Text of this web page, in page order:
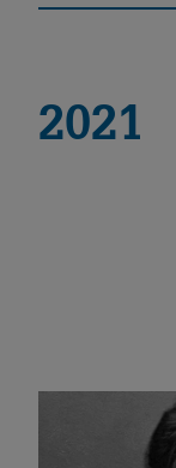
2021